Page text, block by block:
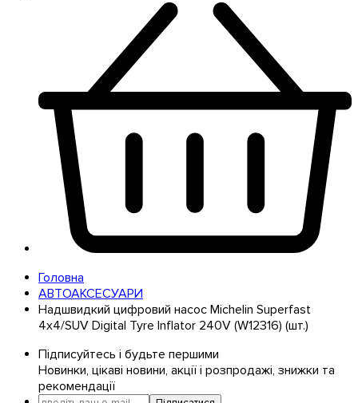
Головна
АВТОАКСЕСУАРИ
Надшвидкий цифровий насос Michelin Superfast
4x4/SUV Digital Tyre Inflator 240V (W12316) (шт.)
Підписуйтесь і будьте першими
Новинки, цікаві новини, акції і розпродажі, знижки та
рекомендації